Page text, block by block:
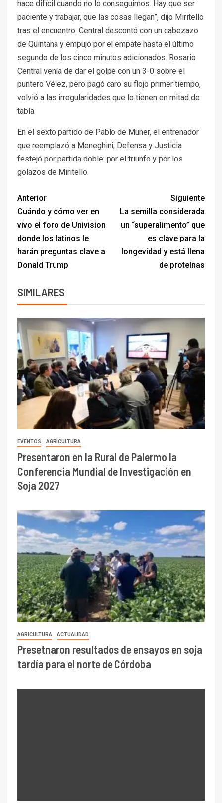
hace difícil cuando no lo conseguimos. Hay que ser
paciente y trabajar, que las cosas llegan”, dijo Miritello
tras el encuentro. Central descontó con un cabezazo
de Quintana y empujó por el empate hasta el último
segundo de los cinco minutos adicionados. Rosario
Central venía de dar el golpe con un 3-0 sobre el
puntero Vélez, pero pagó caro su flojo primer tiempo,
volvió a las irregularidades que lo tienen en mitad de
tabla.
En el sexto partido de Pablo de Muner, el entrenador
que reemplazó a Meneghini, Defensa y Justicia
festejó por partida doble: por el triunfo y por los
golazos de Miritello.
Anterior
Cuándo y cómo ver en
vivo el foro de Univision
donde los latinos le
harán preguntas clave a
Donald Trump
Siguiente
La semilla considerada
un “superalimento” que
es clave para la
longevidad y está llena
de proteínas
SIMILARES
EVENTOS AGRICULTURA
Presentaron en la Rural de Palermo la
Conferencia Mundial de Investigación en
Soja 2027
AGRICULTURA ACTUALIDAD
Presetnaron resultados de ensayos en soja
tardía para el norte de Córdoba